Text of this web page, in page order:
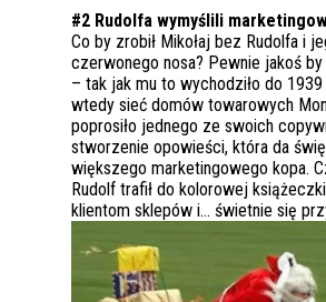
#2 Rudolfa wymyślili
Co by zrobił Mikołaj bez Rudolfa i
czerwonego nosa? Pewnie jakoś by
– tak jak mu to wychodziło do 1939
wtedy sieć domów towarowych
poprosiło jednego ze swoich
stworzenie opowieści, która da
większego marketingowego kopa.
Rudolf trafił do kolorowej
klientom sklepów i… świetnie się